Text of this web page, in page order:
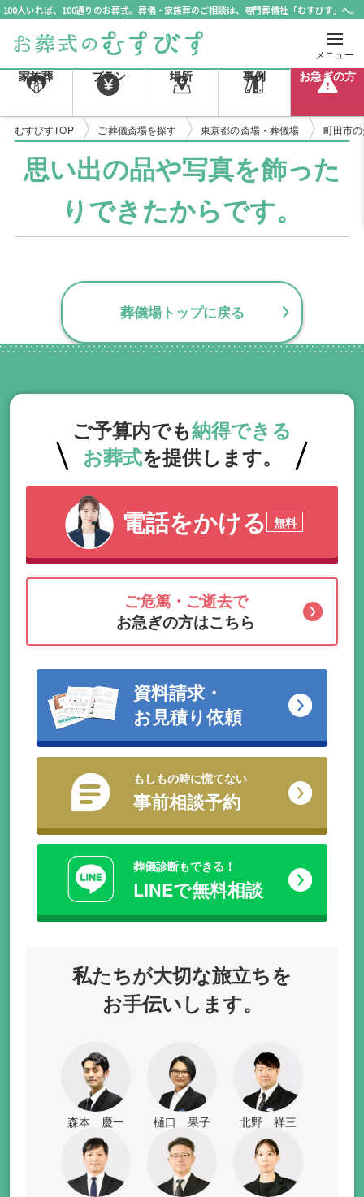
100人いれば、100通りのお葬式。葬儀・家族葬のご相談は、専門葬儀社「むすびす」へ。
メニュー
家族葬 プラン 場所 事例 お急ぎの方
むすびすTOP ご葬儀斎場を探す 東京都の斎場・葬儀場 町田市
思い出の品や写真を飾った
りできたからです。
葬儀場トップに戻る
ご予算内でも納得できる
お葬式を提供します。
電話をかける 無料
ご危篤・ご逝去で
お急ぎの方はこちら
資料請求・
お見積り依頼
もしもの時に慌てない
事前相談予約
葬儀診断もできる！
LINEで無料相談
私たちが大切な旅立ちを
お手伝いします。
森本 慶一 樋口 果子 北野 祥三